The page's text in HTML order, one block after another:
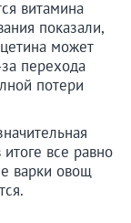
витамина
показали,
может
перехода
потери
все равно
варки овощ